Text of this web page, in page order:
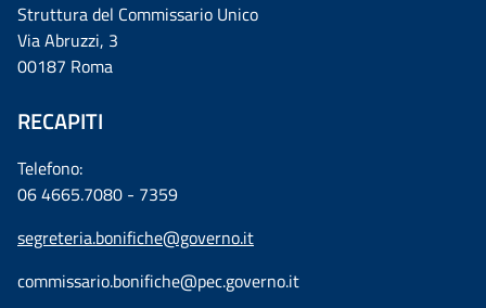
Struttura del Commissario Unico
Via Abruzzi, 3
00187 Roma
RECAPITI
Telefono:
06 4665.7080 - 7359
segreteria.bonifiche@governo.it
commissario.bonifiche@pec.governo.it